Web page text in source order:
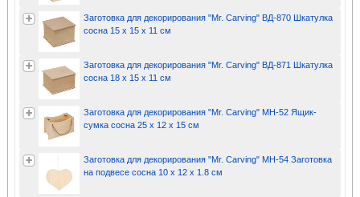
Заготовка для декорирования "Mr. Carving" ВД-870 Шкатулка
сосна 15 х 15 х 11 см
Заготовка для декорирования "Mr. Carving" ВД-871 Шкатулка
сосна 18 х 15 х 11 см
Заготовка для декорирования "Mr. Carving" МН-52 Ящик-
сумка сосна 25 х 12 х 15 см
Заготовка для декорирования "Mr. Carving" МН-54 Заготовка
на подвесе сосна 10 х 12 х 1.8 см